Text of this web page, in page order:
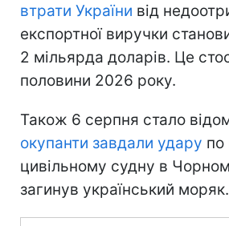
втрати України від
експортної виручки
2 мільярда доларів. Це
половини 2026 року.
Також 6 серпня стало
окупанти завдали удару
цивільному судну в
загинув український моряк.